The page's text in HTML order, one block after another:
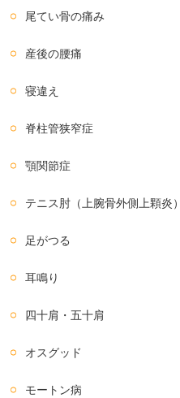
尾てい骨の痛み
産後の腰痛
寝違え
脊柱管狭窄症
顎関節症
テニス肘（上腕骨外側上顆炎）
足がつる
耳鳴り
四十肩・五十肩
オスグッド
モートン病